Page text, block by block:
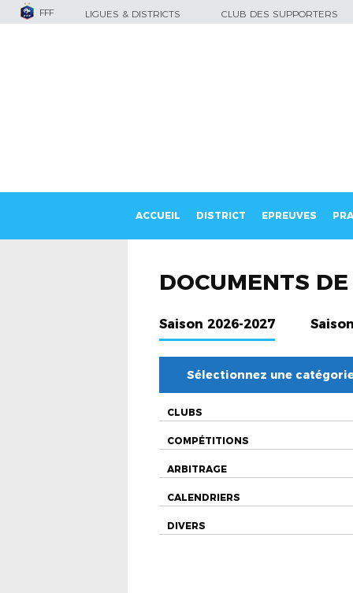
FFF LIGUES & DISTRICTS CLUB DES SUPPORTERS
ACCUEIL DISTRICT EPREUVES
DOCUMENTS
Saison 2026-2027
Sélectionnez une
CLUBS
COMPÉTITIONS
ARBITRAGE
CALENDRIERS
DIVERS